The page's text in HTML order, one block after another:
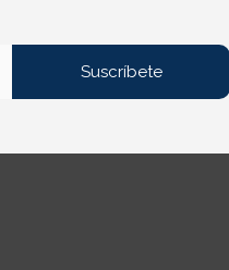
Suscríbete